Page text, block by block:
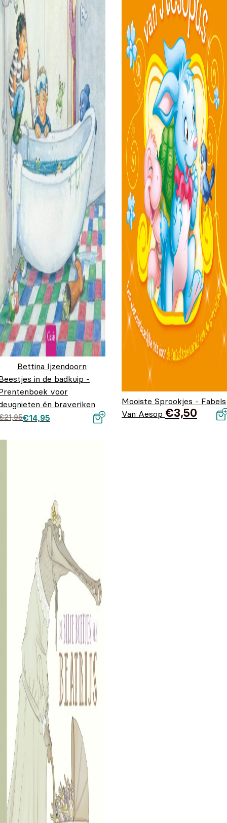
Bettina Ijzendoorn
in de badkuip -
voor
én braveriken
21,95
prijs
€14,95
prijs is:
Mooiste Sprookjes - Fabels
Van Aesop €3,50